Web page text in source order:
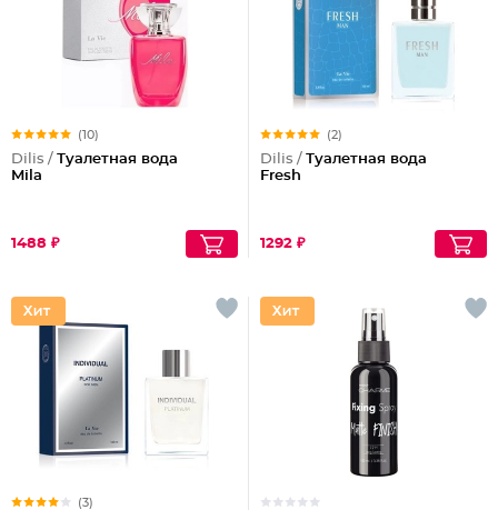
(10)
Dilis / Туалетная вода
Mila
1488 ₽
(2)
Dilis / Туалетная вода
Fresh
1292 ₽
(3)